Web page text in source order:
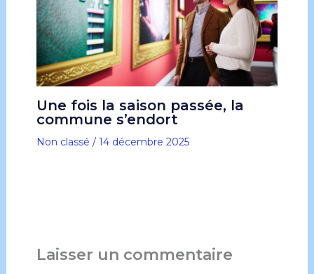
Une fois la saison passée, la
commune s’endort
Non classé / 14 décembre 2025
Laisser un commentaire